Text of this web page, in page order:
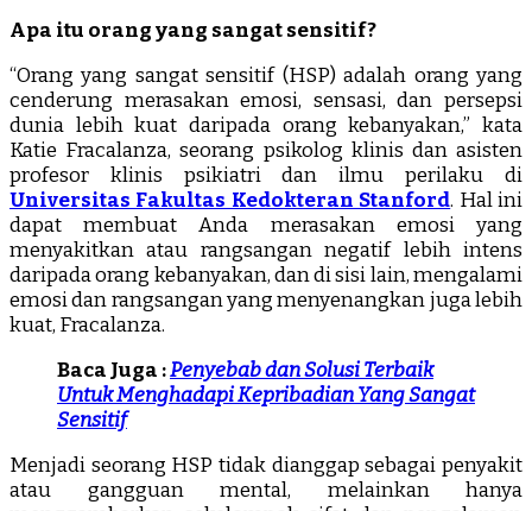
Apa itu orang yang sangat sensitif?
“Orang yang sangat sensitif (HSP) adalah orang yang
cenderung merasakan emosi, sensasi, dan persepsi
dunia lebih kuat daripada orang kebanyakan,” kata
Katie Fracalanza, seorang psikolog klinis dan asisten
profesor klinis psikiatri dan ilmu perilaku di
Universitas Fakultas Kedokteran Stanford. Hal ini
dapat membuat Anda merasakan emosi yang
menyakitkan atau rangsangan negatif lebih intens
daripada orang kebanyakan, dan di sisi lain, mengalami
emosi dan rangsangan yang menyenangkan juga lebih
kuat, Fracalanza.
Baca Juga :Penyebab dan Solusi Terbaik
Untuk Menghadapi Kepribadian Yang Sangat
Sensitif
Menjadi seorang HSP tidak dianggap sebagai penyakit
atau gangguan mental, melainkan hanya